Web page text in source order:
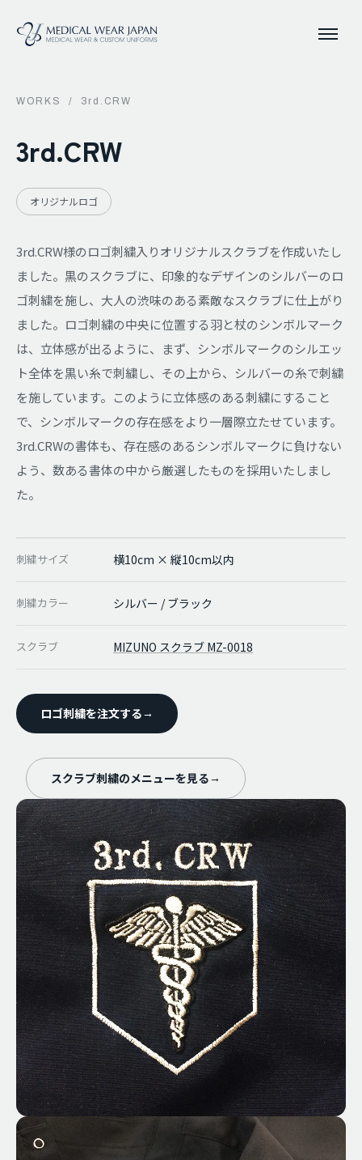
WORKS / 3rd.CRW
3rd.CRW
オリジナルロゴ
3rd.CRW様のロゴ刺繍入りオリジナルスクラブを作成いたし
ました。黒のスクラブに、印象的なデザインのシルバーのロ
ゴ刺繍を施し、大人の渋味のある素敵なスクラブに仕上がり
ました。ロゴ刺繍の中央に位置する羽と杖のシンボルマーク
は、立体感が出るように、まず、シンボルマークのシルエッ
ト全体を黒い糸で刺繍し、その上から、シルバーの糸で刺繍
を施しています。このように立体感のある刺繍にすること
で、シンボルマークの存在感をより一層際立たせています。
3rd.CRWの書体も、存在感のあるシンボルマークに負けない
よう、数ある書体の中から厳選したものを採用いたしまし
た。
刺繍サイズ 横10cm × 縦10cm以内
刺繍カラー シルバー / ブラック
スクラブ MIZUNO スクラブ MZ-0018
ロゴ刺繍を注文する →
スクラブ刺繍のメニューを見る →